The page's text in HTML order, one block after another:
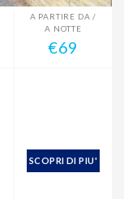
A PARTIRE DA /
A NOTTE
€69
SCOPRI DI PIU'